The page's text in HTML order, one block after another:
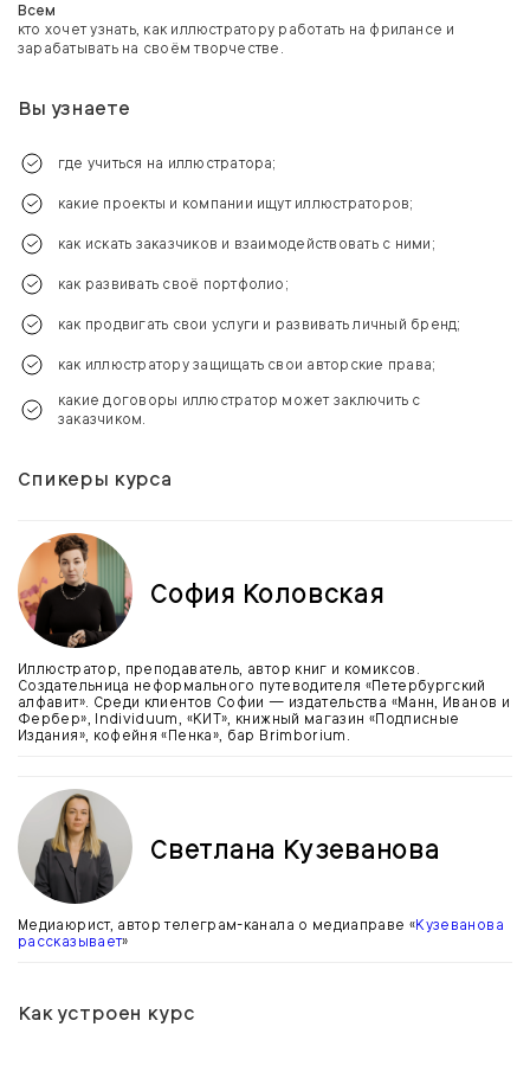
Всем
кто хочет узнать, как иллюстратору работать на фрилансе и
зарабатывать на своём творчестве.
Вы узнаете
где учиться на иллюстратора;
какие проекты и компании ищут иллюстраторов;
как искать заказчиков и взаимодействовать с ними;
как развивать своё портфолио;
как продвигать свои услуги и развивать личный бренд;
как иллюстратору защищать свои авторские права;
какие договоры иллюстратор может заключить с
заказчиком.
Спикеры курса
София Коловская
Иллюстратор, преподаватель, автор книг и комиксов.
Создательница неформального путеводителя «Петербургский
алфавит». Среди клиентов Софии — издательства «Манн, Иванов и
Фербер», Individuum, «КИТ», книжный магазин «Подписные
Издания», кофейня «Пенка», бар Brimborium.
Светлана Кузеванова
Медиаюрист, автор телеграм-канала о медиаправе «Кузеванова
рассказывает»
Как устроен курс